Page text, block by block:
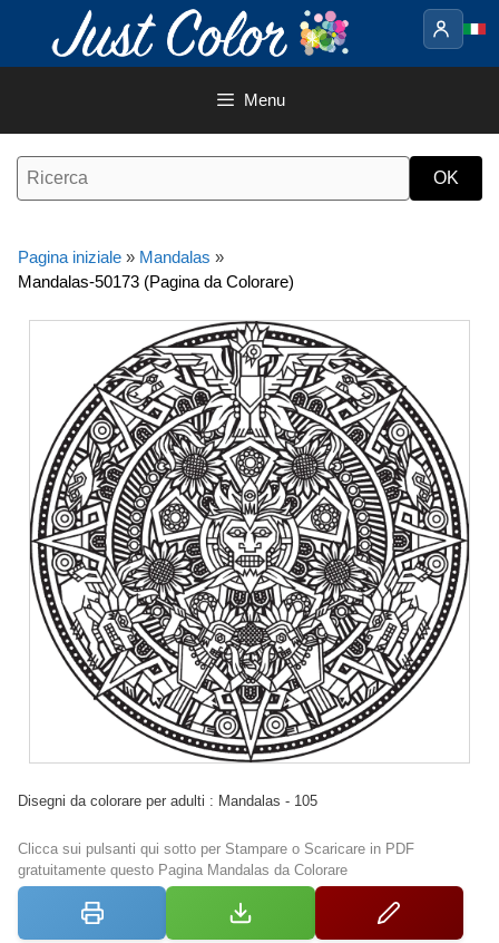
contenuto
Menu
Pagina iniziale » Mandalas »
Mandalas-50173 (Pagina da Colorare)
Disegni da colorare per adulti : Mandalas - 105
Clicca sui pulsanti qui sotto per Stampare o Scaricare in PDF
gratuitamente questo Pagina Mandalas da Colorare